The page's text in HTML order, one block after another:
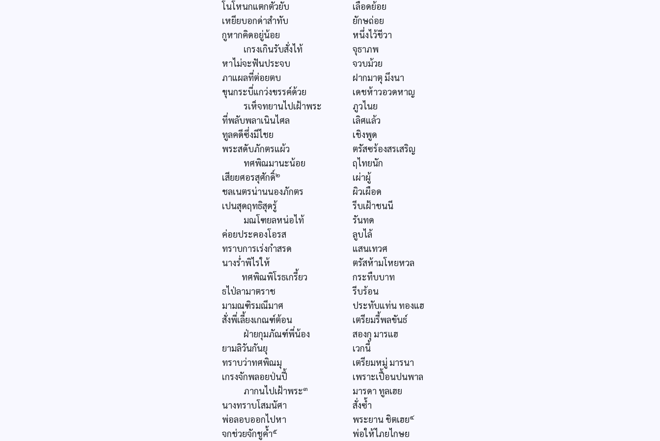
โนโหนกแตกตัวยับ
เลือดย้อย
เหยียบอกด่าสำทับ
ยักษถ่อย
กูหากคิดอยู่น้อย
หนึ่งไว้ชีวา
เกรงเกินรับสั่งไท้
จุธาภพ
หาไม่จะฟันประจบ
จวบม้วย
ภาแผลที่ต่อยตบ
ฝากมาตุ มึงนา
ขุนกระบี่แกว่งขรรค์ด้วย
เดชห้าวอวดหาญ
รเห็จทยานไปเฝ้าพระ
ภูวไนย
ที่พลับพลาเนินไศล
เลิศแล้ว
ทูลคดีซึ่งมีไชย
เชิงพูด
พระสดับภักตรแผ้ว
ตรัสซร้องสรเสริญ
ทศพิณมานะน้อย
ฤไทยนัก
เสียยศอรสุศักดิ์๒
เผ่าผู้
ชลเนตรน่านนองภักตร
ผิวเผือด
เปนสุดฤทธิสุดรู้
รีบเฝ้าชนนี
มณโฑยลหน่อไท้
รันทด
ค่อยประคองโอรส
ลูบไล้
ทราบการเร่งกำสรด
แสนเทวศ
นางร่ำพิไรให้
ตรัสห้ามโหยหวล
ทศพิณพิโรธเกรี้ยว
กระทืบบาท
ธไป่ลามาตราช
รีบร้อน
มามณฑิรมณีมาศ
ประทับแท่น ทองแฮ
สั่งพี่เลี้ยงเกณฑ์ต้อน
เตรียมรี้พลขันธ์
ฝ่ายกุมภัณฑ์พี่น้อง
สองกุ มารแฮ
ยามลิวันกันยุ
เวกนี้
ทราบว่าทศพิณมุ
เตรียมหมู่ มารนา
เกรงจักพลอยป่นปี้
เพราะเปื้อนปนพาล
ภากนไปเฝ้าพระ๓
มารดา ทูลเฮย
นางทราบโสมนัศา
สั่งซ้ำ
พ่อลอบออกไปหา
พระยาน ชิตเฮย๔
จกช่วยจักชูค้ำ๕ พ่อให้ไภยไกษย